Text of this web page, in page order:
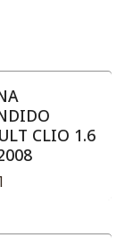
CLIO 1.6